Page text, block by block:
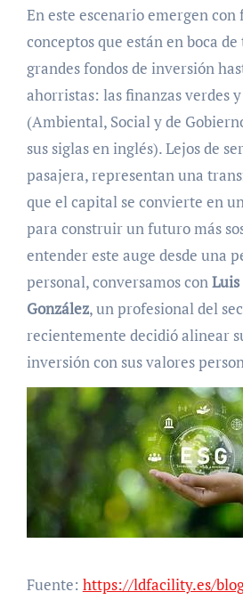
En este escenario emergen con
conceptos que están en boca de
grandes fondos de inversión
ahorristas: las finanzas verdes
(Ambiental, Social y de
sus siglas en inglés). Lejos de
pasajera, representan una
que el capital se convierte en
para construir un futuro más
entender este auge desde una
personal, conversamos con
González, un profesional del
recientemente decidió alinear
inversión con sus valores
Fuente: https://ldfacility.es/